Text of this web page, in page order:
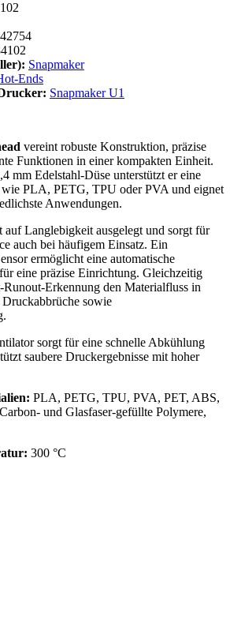
Snapmaker
Ends
Snapmaker U1
vereint robuste Konstruktion, präzise
Funktionen in einer kompakten Einheit.
mm Edelstahl-Düse unterstützt er eine
PLA, PETG, TPU oder PVA und eignet
Anwendungen.
auf Langlebigkeit ausgelegt und sorgt für
auch bei häufigem Einsatz. Ein
ermöglicht eine automatische
eine präzise Einrichtung. Gleichzeitig
Erkennung den Materialfluss in
sowie
sorgt für eine schnelle Abkühlung
saubere Druckergebnisse mit hoher
PLA, PETG, TPU, PVA, PET, ABS,
und Glasfaser-gefüllte Polymere,
300 °C